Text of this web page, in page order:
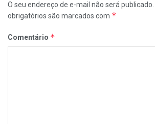
O seu endereço de e-mail não será publicado.
obrigatórios são marcados com *
Comentário *